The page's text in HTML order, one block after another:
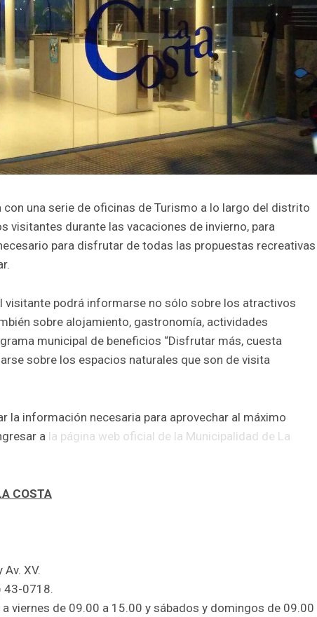
con una serie de oficinas de Turismo a lo largo del distrito
visitantes durante las vacaciones de invierno, para
para disfrutar de todas las propuestas recreativas
visitante podrá informarse no sólo sobre los atractivos
sobre alojamiento, gastronomía, actividades
municipal de beneficios “Disfrutar más, cuesta
sobre los espacios naturales que son de visita
la información necesaria para aprovechar al máximo
a la página web oficial de la Municipalidad de La
COSTA
XV.
43-0718.
viernes de 09.00 a 15.00 y sábados y domingos de 09.00